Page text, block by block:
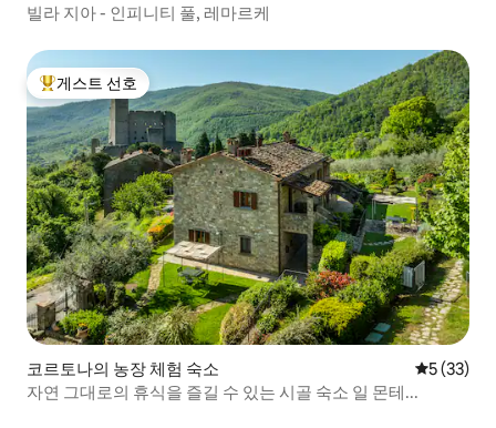
빌라 지아 - 인피니티 풀, 레마르케
상위 게스트 선호
게스트 선호
코르토나의 농장 체험 숙소 평점 5점
5 (33)
자연 그대로의 휴식을 즐길 수 있는 시골 숙소 일 몬테...